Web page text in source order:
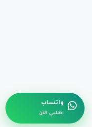
واتساب
اطلبي الآن